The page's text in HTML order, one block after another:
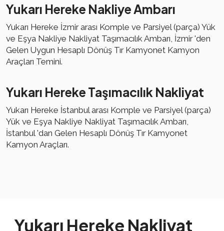
Yukarı Hereke Nakliye Ambarı
Yukarı Hereke İzmir arası Komple ve Parsiyel (parça) Yük
ve Eşya Nakliye Nakliyat Taşımacılık Ambarı, İzmir 'den
Gelen Uygun Hesaplı Dönüş Tır Kamyonet Kamyon
Araçları Temini.
Yukarı Hereke Taşımacılık Nakliyat
Yukarı Hereke İstanbul arası Komple ve Parsiyel (parça)
Yük ve Eşya Nakliye Nakliyat Taşımacılık Ambarı,
İstanbul 'dan Gelen Hesaplı Dönüş Tır Kamyonet
Kamyon Araçları.
Yukarı Hereke Nakliyat